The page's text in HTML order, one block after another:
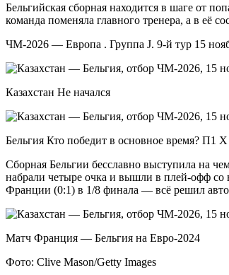
Бельгийская сборная находится в шаге от
команда поменяла главного тренера, а в её
ЧМ-2026 — Европа . Группа J. 9-й тур 15
Казахстан Не начался
Бельгия Кто победит в основное время? П1
Сборная Бельгии бесславно выступила на
набрали четыре очка и вышли в плей-офф со
Франции (0:1) в 1/8 финала — всё решил
Матч Франция — Бельгия на Евро-2024
Фото: Clive Mason/Getty Images